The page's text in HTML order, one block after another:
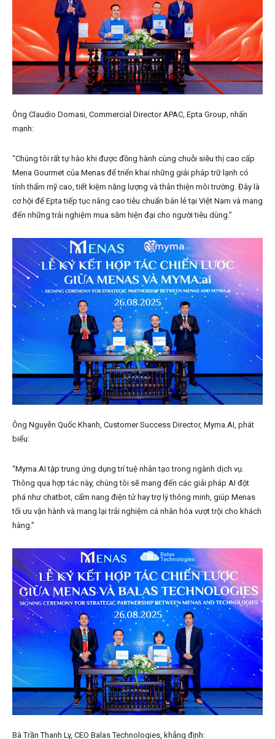
Ông Claudio Domasi, Commercial Director APAC, Epta Group, nhấn
mạnh:
“Chúng tôi rất tự hào khi được đồng hành cùng chuỗi siêu thị cao cấp
Mena Gourmet của Menas để triển khai những giải pháp trữ lạnh có
tính thẩm mỹ cao, tiết kiệm năng lượng và thân thiện môi trường. Đây là
cơ hội để Epta tiếp tục nâng cao tiêu chuẩn bán lẻ tại Việt Nam và mang
đến những trải nghiệm mua sắm hiện đại cho người tiêu dùng.”
Ông Nguyễn Quốc Khanh, Customer Success Director, Myma.AI, phát
biểu:
“Myma.AI tập trung ứng dụng trí tuệ nhân tạo trong ngành dịch vụ.
Thông qua hợp tác này, chúng tôi sẽ mang đến các giải pháp AI đột
phá như chatbot, cẩm nang điện tử hay trợ lý thông minh, giúp Menas
tối ưu vận hành và mang lại trải nghiệm cá nhân hóa vượt trội cho khách
hàng.”
Bà Trần Thanh Ly, CEO Balas Technologies, khẳng định: